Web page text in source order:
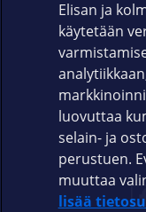
Elisan ja
käytetään
luovuttaa
selain- ja
perustuen.
muuttaa
lisää